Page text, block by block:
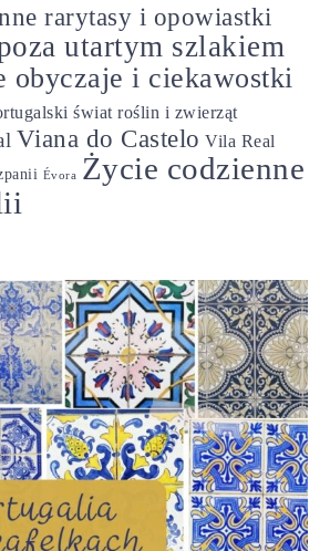
rarytasy i opowiastki
utartym szlakiem
obyczaje i ciekawostki
świat roślin i zwierząt
Viana do Castelo Vila Real
Évora
Życie codzienne